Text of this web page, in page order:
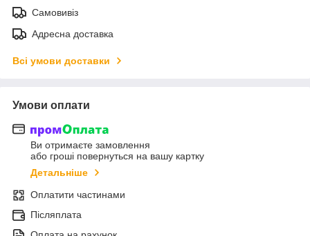
Самовивіз
Адресна доставка
Всі умови доставки
Умови оплати
Ви отримаєте замовлення
або гроші повернуться на вашу картку
Детальніше
Оплатити частинами
Післяплата